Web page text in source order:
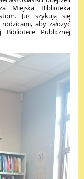
Miejska Biblioteka
Już szykują się
aby założyć
Bibliotece Publicznej